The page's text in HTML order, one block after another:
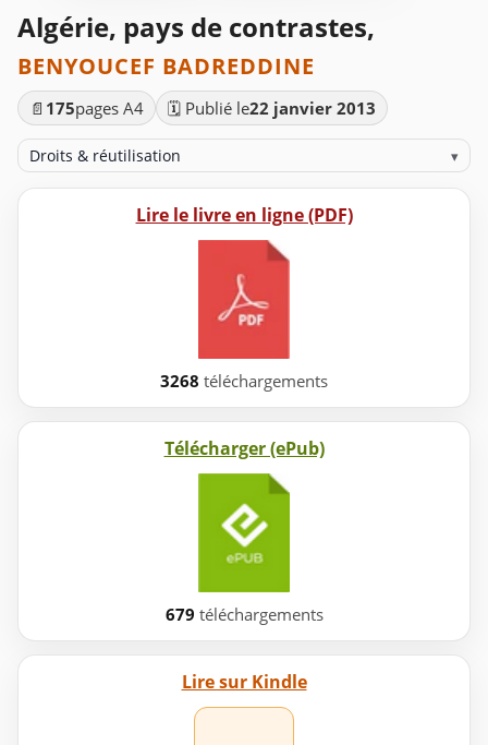
Algérie, pays de contrastes,
BENYOUCEF BADREDDINE
📄 175pages A4 🗓️ Publié le22 janvier 2013
Droits & réutilisation ▾
Lire le livre en ligne (PDF)
3268 téléchargements
Télécharger (ePub)
679 téléchargements
Lire sur Kindle